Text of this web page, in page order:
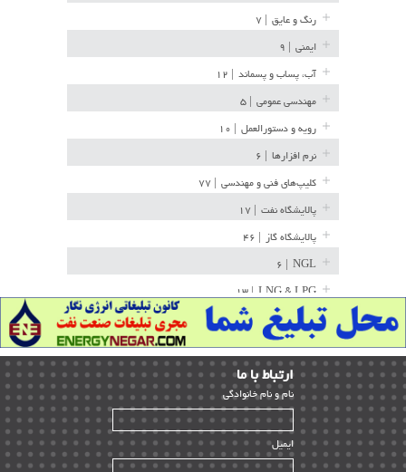
رنگ و عایق
ایمنی
آب، پساب و پسماند
مهندسی عمومی
رویه و دستورالعمل
نرم افزارها
کلیپ‌های فنی و مهندسی
پالایشگاه نفت
پالایشگاه گاز
NGL
LNG & LPG | ۱۳
خط لوله | ۳۶
مخازن ذخیره | ۱۵
پتروشیمی | ۱۴
بازرسی و QC | ۱۵
HSE | ۳۹
ساخت و نصب | ۱۲
ارﺗﺒﺎط ﺑﺎ ما
ﻧﺎم و ﻧﺎم ﺧﺎﻧﻮادﮔﻰ
ایمیل